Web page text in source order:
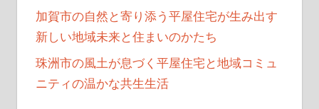
加賀市の自然と寄り添う平屋住宅が生み出す
新しい地域未来と住まいのかたち
珠洲市の風土が息づく平屋住宅と地域コミュ
ニティの温かな共生生活